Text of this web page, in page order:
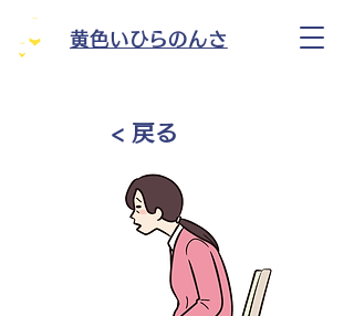
黄色いひらのんさ
< 戻る